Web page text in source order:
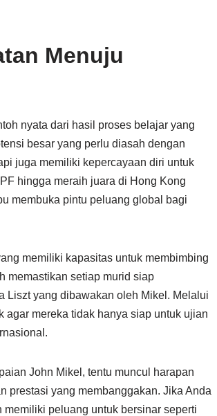
Menuju
nyata dari hasil proses belajar yang
besar yang perlu diasah dengan
juga memiliki kepercayaan diri untuk
hingga meraih juara di Hong Kong
membuka pintu peluang global bagi
memiliki kapasitas untuk membimbing
memastikan setiap murid siap
Liszt yang dibawakan oleh Mikel. Melalui
agar mereka tidak hanya siap untuk ujian
John Mikel, tentu muncul harapan
prestasi yang membanggakan. Jika Anda
peluang untuk bersinar seperti